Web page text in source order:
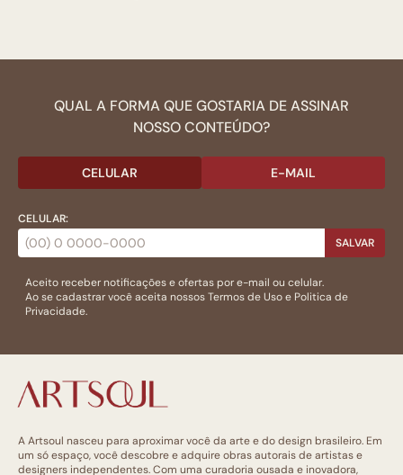
QUAL A FORMA QUE GOSTARIA DE ASSINAR
NOSSO CONTEÚDO?
CELULAR E-MAIL
CELULAR:
SALVAR
Aceito receber notificações e ofertas por e-mail ou celular.
Ao se cadastrar você aceita nossosTermos de Usoe Politica de
Privacidade.
A Artsoul nasceu para aproximar você da arte e do design brasileiro. Em
um só espaço, você descobre e adquire obras autorais de artistas e
designers independentes. Com uma curadoria ousada e inovadora,